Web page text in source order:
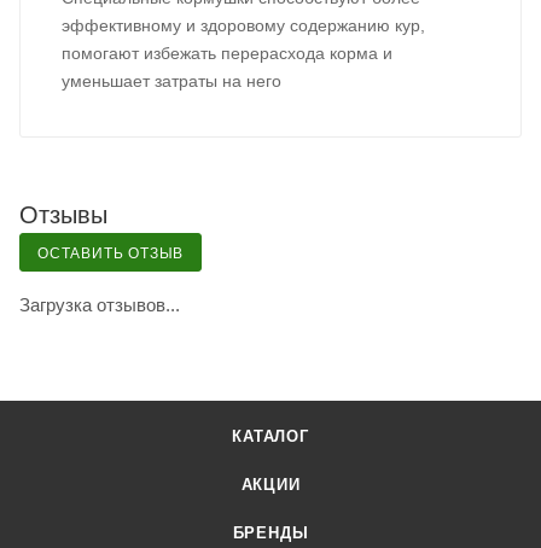
эффективному и здоровому содержанию кур,
помогают избежать перерасхода корма и
уменьшает затраты на него
Отзывы
ОСТАВИТЬ ОТЗЫВ
Загрузка отзывов...
КАТАЛОГ
АКЦИИ
БРЕНДЫ